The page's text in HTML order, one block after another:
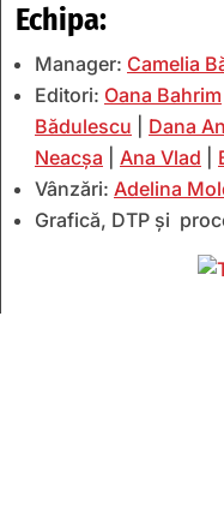
Echipa:
Manager: Camelia
Editori: Oana Bahrim
Bădulescu
Dana
Neacșa
Ana Vlad
Vânzări: Adelina
Grafică, DTP și